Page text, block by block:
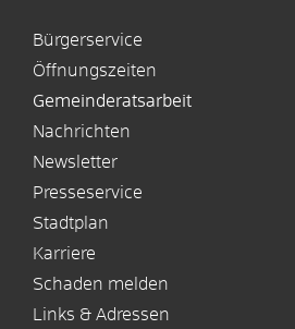
Bürgerservice
Öffnungszeiten
Gemeinderatsarbeit
Nachrichten
Newsletter
Presseservice
Stadtplan
Karriere
Schaden melden
Links & Adressen